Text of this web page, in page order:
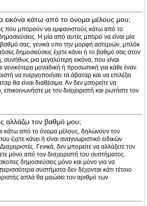
κάτω από το όνομα μέλους μου;
που μπορούν να εμφανιστούς κάτω από το
Η μία από αυτές μπορεί να είναι μία
βαθμό σας, γενικά υπο την μορφή αστεριών, μπλόκ
δημοσιεύσεις έχετε κάνει ή το βαθμό σας στον
μια μεγαλύτερη εικόνα, που είναι
γενικότερα μοναδική ή προσωπική για κάθε έναν.
να ενεργοποιήσει τα άβαταρ και να επιλέξει
θα είναι διαθέσιμα. Αν δεν μπορείτε να
με τον διαχειριστή και ρωτήστε τον
αλλάζω τον βαθμό μου;
κάτω από το όνομα μέλους, δηλώνουν τον
έχετε κάνει ή είναι αναγνωριστικό ειδικών
Γενικά, δεν μπορείτε να αλλάξετε τον
μόνο από τον διαχειριστή του συστήματος.
δημοσιεύσεις μόνο και μόνο για να
συστήματα δεν δέχονται κάτι τέτοιο
απλά θα μειώσει τον αριθμό των